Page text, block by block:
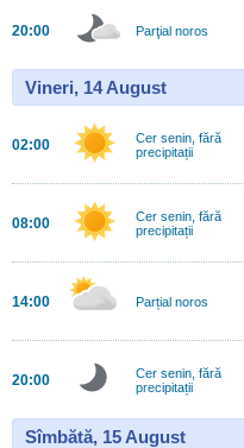
20:00 Parţial noros
Vineri, 14 August
02:00
Cer senin, fără
precipitații
08:00
Cer senin, fără
precipitații
14:00 Parțial noros
20:00
Cer senin, fără
precipitații
Sîmbătă, 15 August